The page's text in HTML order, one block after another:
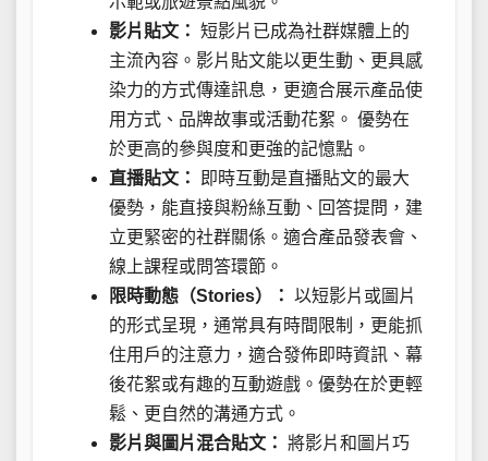
影片貼文： 短影片已成為社群媒體上的
主流內容。影片貼文能以更生動、更具感
染力的方式傳達訊息，更適合展示產品使
用方式、品牌故事或活動花絮。 優勢在
於更高的參與度和更強的記憶點。
直播貼文：
即時互動是直播貼文的最大
優勢，能直接與粉絲互動、回答提問，建
立更緊密的社群關係。適合產品發表會、
線上課程或問答環節。
限時動態（Stories）： 以短影片或圖片
的形式呈現，通常具有時間限制，更能抓
住用戶的注意力，適合發佈即時資訊、幕
後花絮或有趣的互動遊戲。優勢在於更輕
鬆、更自然的溝通方式。
影片與圖片混合貼文： 將影片和圖片巧